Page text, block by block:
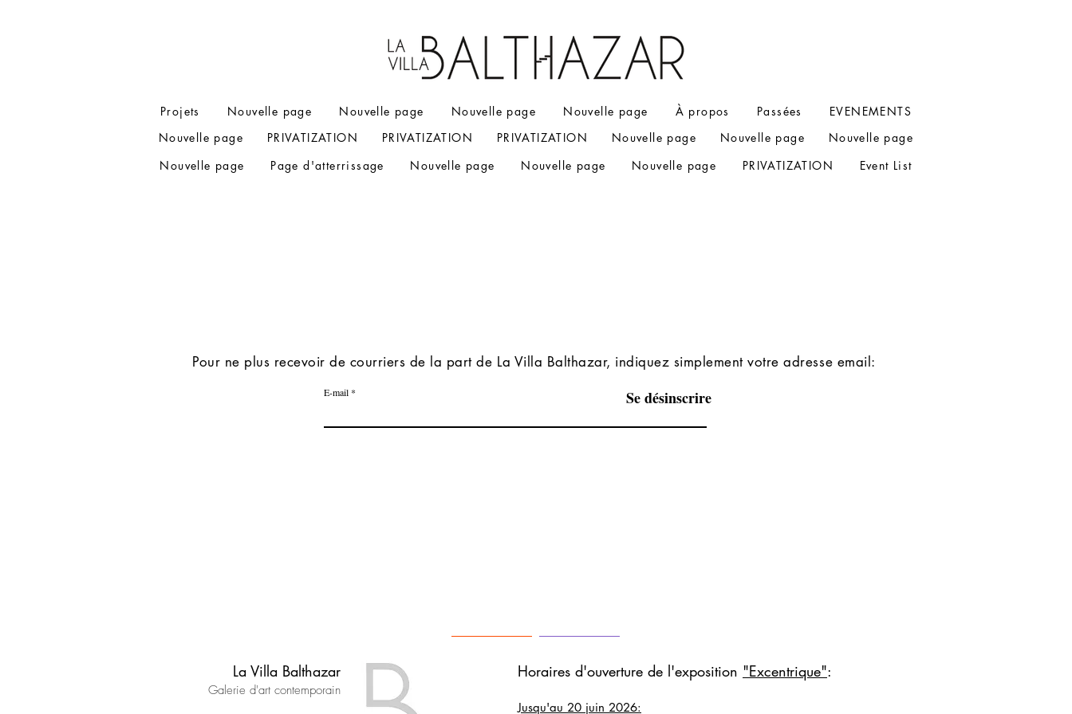
Projets Nouvelle page Nouvelle page Nouvelle page Nouvelle page À propos Passées
EVENEMENTS
Nouvelle page
PRIVATIZATION PRIVATIZATION PRIVATIZATION Nouvelle page Nouvelle page
Nouvelle page
Nouvelle page
Page d'atterrissage Nouvelle page Nouvelle page Nouvelle page PRIVATIZATION Event List
Pour ne plus recevoir de courriers de la part de La Villa Balthazar, indiquez simplement votre adresse email:
E-mail Se désinscrire
La Villa Balthazar
Galerie d'art contemporain
Horaires d'ouverture de l'exposition "Excentrique":
Jusqu'au 20 juin 2026: